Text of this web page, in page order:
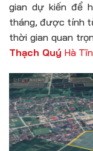
gian dự kiến để
tháng, được tính
thời gian quan
Thạch Quý Hà